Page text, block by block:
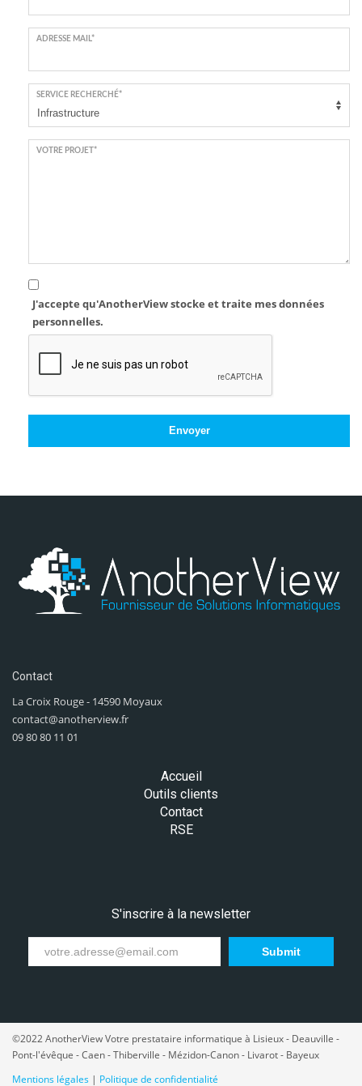
ADRESSE MAIL*
SERVICE RECHERCHÉ*
VOTRE PROJET*
J'accepte qu'AnotherView stocke et traite mes données
personnelles.
Envoyer
Contact
La Croix Rouge - 14590 Moyaux
contact@anotherview.fr
09 80 80 11 01
Accueil
Outils clients
Contact
RSE
S'inscrire à la newsletter
Submit
©2022 AnotherView Votre prestataire informatique à Lisieux - Deauville -
Pont-l'évêque - Caen - Thiberville - Mézidon-Canon - Livarot - Bayeux
Mentions légales | Politique de confidentialité